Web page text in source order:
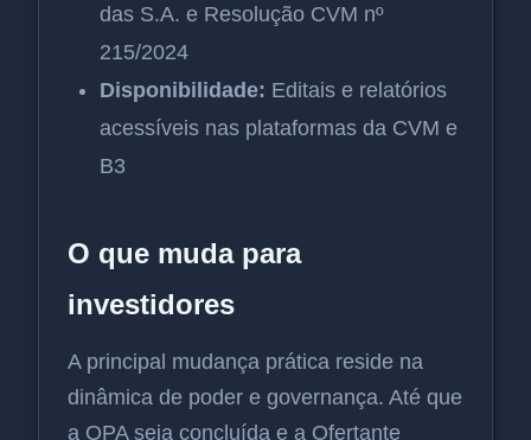
das S.A. e Resolução CVM nº
215/2024
Disponibilidade: Editais e relatórios
acessíveis nas plataformas da CVM e
B3
O que muda para
investidores
A principal mudança prática reside na
dinâmica de poder e governança. Até que
a OPA seja concluída e a Ofertante